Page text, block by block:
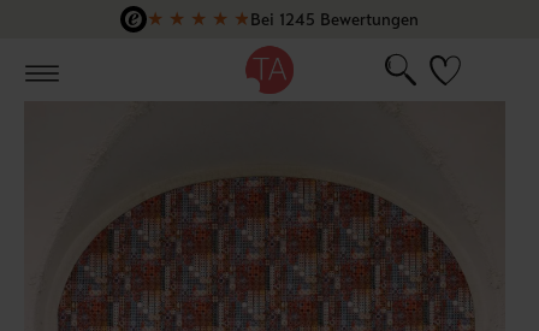
Zum Hauptinhalt springen
★ ★ ★ ★ ★Bei 1245 Bewertungen